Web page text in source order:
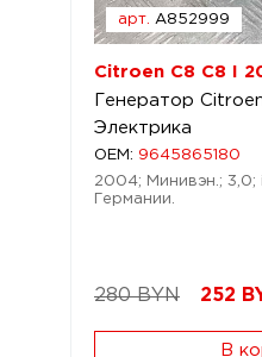
арт. A852999
Citroen C8 C8 I
Генератор
Электрика
OEM: 9645865180
2004; Минивэн.; 3,0;
Германии.
280 BYN 252
В